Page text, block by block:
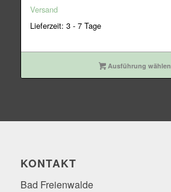
Versand
Lieferzeit: 3 - 7 Tage
Ausführung wählen
KONTAKT
Bad Freienwalde